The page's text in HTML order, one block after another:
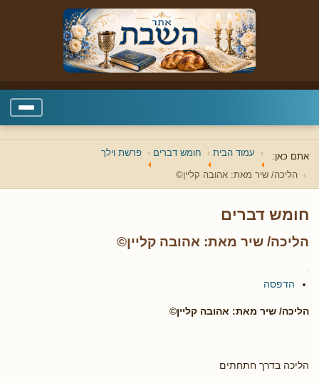
אתם כאן: עמוד הבית חומש דברים פרשת וילך
הליכה/ שיר מאת: אהובה קליין©
חומש דברים
הליכה/ שיר מאת: אהובה קליין©
הדפסה
הליכה/ שיר מאת: אהובה קליין©
הליכה בדרך חתחתים